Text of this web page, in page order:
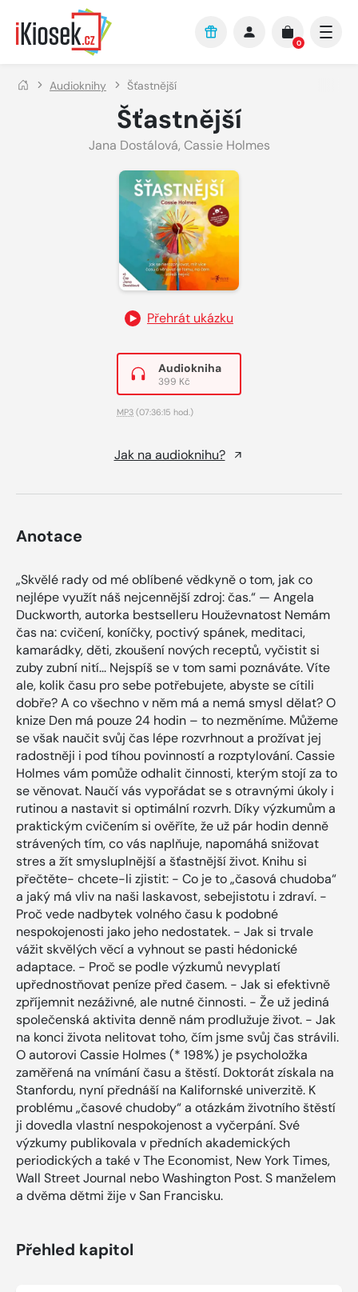
Přejít na hlavní obsah
0
Audioknihy Šťastnější
Šťastnější
Jana Dostálová, Cassie Holmes
Přehrát ukázku
Audiokniha
399 Kč
MP3 (07:36:15 hod.)
Jak na audioknihu?
Anotace
„Skvělé rady od mé oblíbené vědkyně o tom, jak co
nejlépe využít náš nejcennější zdroj: čas.“ — Angela
Duckworth, autorka bestselleru Houževnatost Nemám
čas na: cvičení, koníčky, poctivý spánek, meditaci,
kamarádky, děti, zkoušení nových receptů, vyčistit si
zuby zubní nití... Nejspíš se v tom sami poznáváte. Víte
ale, kolik času pro sebe potřebujete, abyste se cítili
dobře? A co všechno v něm má a nemá smysl dělat? O
knize Den má pouze 24 hodin – to nezměníme. Můžeme
se však naučit svůj čas lépe rozvrhnout a prožívat jej
radostněji i pod tíhou povinností a rozptylování. Cassie
Holmes vám pomůže odhalit činnosti, kterým stojí za to
se věnovat. Naučí vás vypořádat se s otravnými úkoly i
rutinou a nastavit si optimální rozvrh. Díky výzkumům a
praktickým cvičením si ověříte, že už pár hodin denně
strávených tím, co vás naplňuje, napomáhá snižovat
stres a žít smysluplnější a šťastnější život. Knihu si
přečtěte- chcete-li zjistit: - Co je to „časová chudoba“
a jaký má vliv na naši laskavost, sebejistotu i zdraví. -
Proč vede nadbytek volného času k podobné
nespokojenosti jako jeho nedostatek. - Jak si trvale
vážit skvělých věcí a vyhnout se pasti hédonické
adaptace. - Proč se podle výzkumů nevyplatí
upřednostňovat peníze před časem. - Jak si efektivně
zpříjemnit nezáživné, ale nutné činnosti. - Že už jediná
společenská aktivita denně nám prodlužuje život. - Jak
na konci života nelitovat toho, čím jsme svůj čas strávili.
O autorovi Cassie Holmes (* 198%) je psycholožka
zaměřená na vnímání času a štěstí. Doktorát získala na
Stanfordu, nyní přednáší na Kalifornské univerzitě. K
problému „časové chudoby“ a otázkám životního štěstí
ji dovedla vlastní nespokojenost a vyčerpání. Své
výzkumy publikovala v předních akademických
periodických a také v The Economist, New York Times,
Wall Street Journal nebo Washington Post. S manželem
a dvěma dětmi žije v San Francisku.
Přehled kapitol